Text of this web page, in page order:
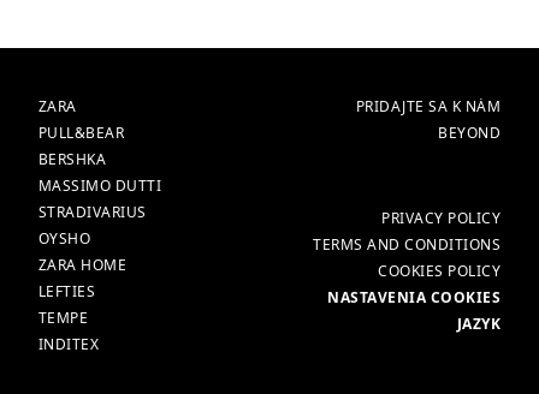
ZNAČKY
ZARA
PULL&BEAR
BERSHKA
MASSIMO DUTTI
STRADIVARIUS
OYSHO
ZARA HOME
LEFTIES
TEMPE
INDITEX
HLAVNÁ
PRIDAJTE SA K NÁM
BEYOND
PRIVACY POLICY
TERMS AND CONDITIONS
COOKIES POLICY
NASTAVENIA COOKIES
JAZYK